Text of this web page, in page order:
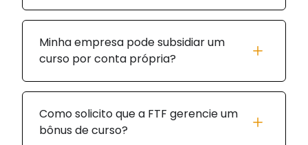
Minha empresa pode subsidiar um
curso por conta própria?
Como solicito que a FTF gerencie um
bônus de curso?